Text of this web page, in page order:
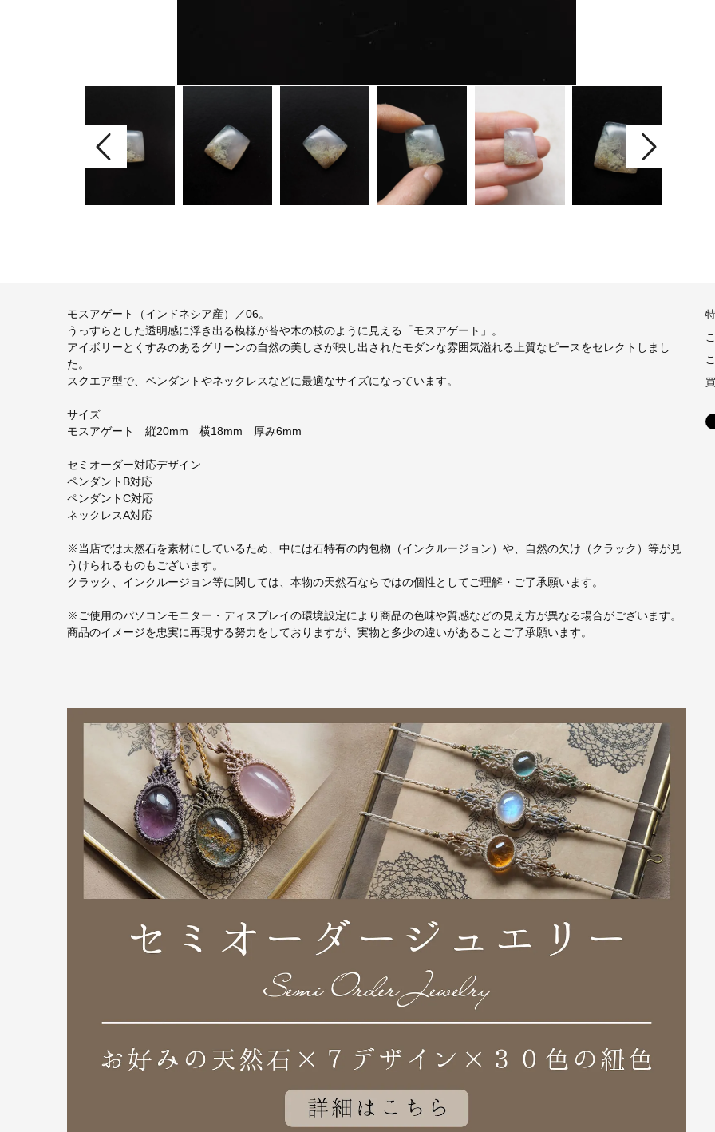
モスアゲート（インドネシア産）／06。
うっすらとした透明感に浮き出る模様が苔や木の枝のように見える「モスアゲート」。
アイボリーとくすみのあるグリーンの自然の美しさが映し出されたモダンな雰囲気溢れる上質なピースをセレクトしまし
た。
スクエア型で、ペンダントやネックレスなどに最適なサイズになっています。
サイズ
モスアゲート 縦20mm 横18mm 厚み6mm
セミオーダー対応デザイン
ペンダントB対応
ペンダントC対応
ネックレスA対応
※当店では天然石を素材にしているため、中には石特有の内包物（インクルージョン）や、自然の欠け（クラック）等が見
うけられるものもございます。
クラック、インクルージョン等に関しては、本物の天然石ならではの個性としてご理解・ご了承願います。
※ご使用のパソコンモニター・ディスプレイの環境設定により商品の色味や質感などの見え方が異なる場合がございます。
商品のイメージを忠実に再現する努力をしておりますが、実物と多少の違いがあることご了承願います。